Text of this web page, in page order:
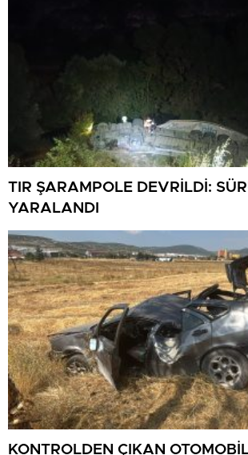
TIR ŞARAMPOLE DEVRİLDİ:
YARALANDI
KONTROLDEN ÇIKAN